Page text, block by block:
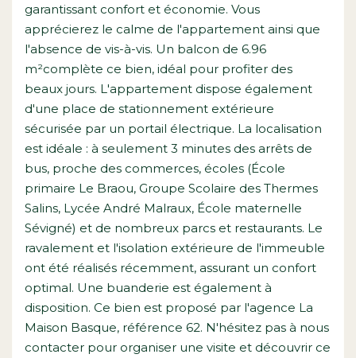
garantissant confort et économie. Vous
apprécierez le calme de l'appartement ainsi que
l'absence de vis-à-vis. Un balcon de 6.96
m²complète ce bien, idéal pour profiter des
beaux jours. L'appartement dispose également
d'une place de stationnement extérieure
sécurisée par un portail électrique. La localisation
est idéale : à seulement 3 minutes des arrêts de
bus, proche des commerces, écoles (École
primaire Le Braou, Groupe Scolaire des Thermes
Salins, Lycée André Malraux, École maternelle
Sévigné) et de nombreux parcs et restaurants. Le
ravalement et l'isolation extérieure de l'immeuble
ont été réalisés récemment, assurant un confort
optimal. Une buanderie est également à
disposition. Ce bien est proposé par l'agence La
Maison Basque, référence 62. N'hésitez pas à nous
contacter pour organiser une visite et découvrir ce